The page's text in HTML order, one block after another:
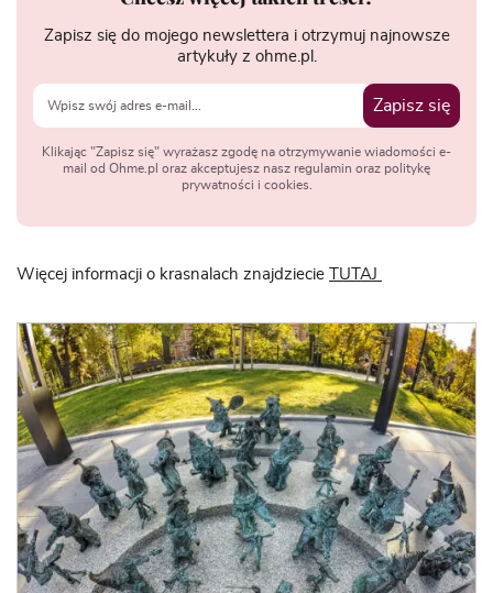
Zapisz się do mojego newslettera i otrzymuj najnowsze
artykuły z ohme.pl.
Zapisz się
Klikając "Zapisz się" wyrażasz zgodę na otrzymywanie wiadomości e-
mail od Ohme.pl oraz akceptujesz nasz regulamin oraz politykę
prywatności i cookies.
Więcej informacji o krasnalach znajdziecie TUTAJ